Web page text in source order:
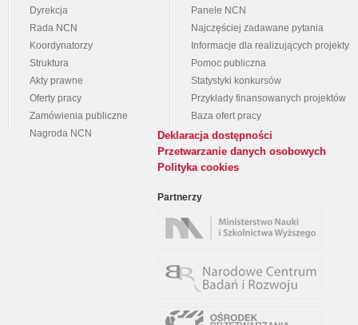
Dyrekcja
Rada NCN
Koordynatorzy
Struktura
Akty prawne
Oferty pracy
Zamówienia publiczne
Nagroda NCN
Panele NCN
Najczęściej zadawane pytania
Informacje dla realizujących projekty
Pomoc publiczna
Statystyki konkursów
Przykłady finansowanych projektów
Baza ofert pracy
Deklaracja dostępności
Przetwarzanie danych osobowych
Polityka cookies
Partnerzy